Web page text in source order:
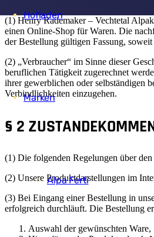
Hofladen
Marken
Alpa Ferti
(1) Henry Rademaker – Vechtetal
einen Online-Shop für Waren. Die
der Bestellung gültigen Fassung,
(2) „Verbraucher“ im Sinne dieser
beruflichen Tätigkeit zugerechnet
ihrer gewerblichen oder selbständigen
Verbindlichkeiten einzugehen.
§ 2
(1) Die folgenden Regelungen über
(2) Unsere Produktdarstellungen im
(3) Bei Eingang einer Bestellung in
erfolgreich durchläuft. Die Bestellung
Auswahl der gewünschten Ware,